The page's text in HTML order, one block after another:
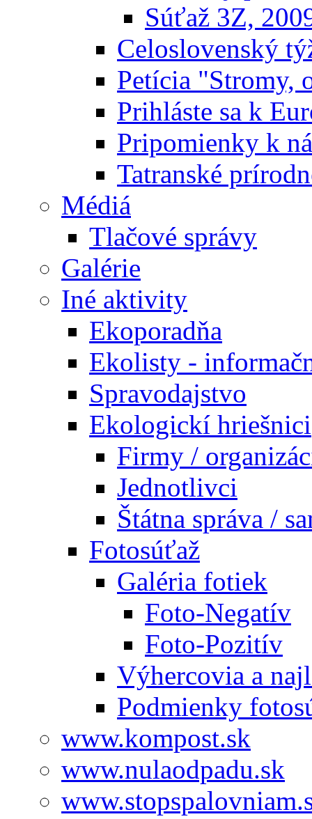
Súťaž 3Z,
Celoslovenský
Petícia "Stromy,
Prihláste sa k
Pripomienky k
Tatranské
Médiá
Tlačové správy
Galérie
Iné aktivity
Ekoporadňa
Ekolisty -
Spravodajstvo
Ekologickí hriešnici
Firmy /
Jednotlivci
Štátna správa /
Fotosúťaž
Galéria fotiek
Foto-Negatív
Foto-Pozitív
Výhercovia a
Podmienky
www.kompost.sk
www.nulaodpadu.sk